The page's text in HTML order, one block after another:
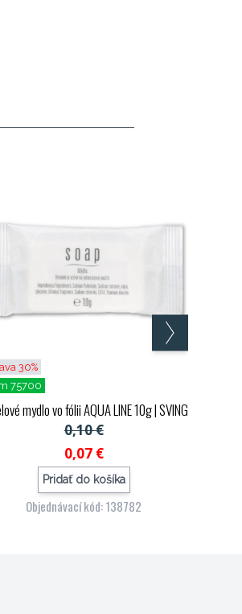
30%
75700
mydlo vo fólii AQUA LINE 10g| SVING
0,10 €
0,07 €
Pridať do košíka
Objednávací kód: 138782